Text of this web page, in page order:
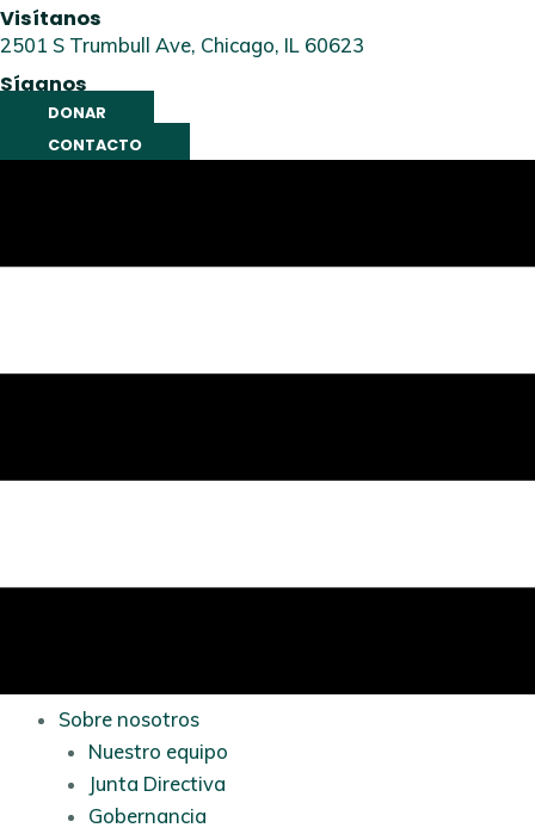
Visítanos
2501 S Trumbull Ave, Chicago, IL 60623
Síganos
DONAR
CONTACTO
Sobre nosotros
Nuestro equipo
Junta Directiva
Gobernancia